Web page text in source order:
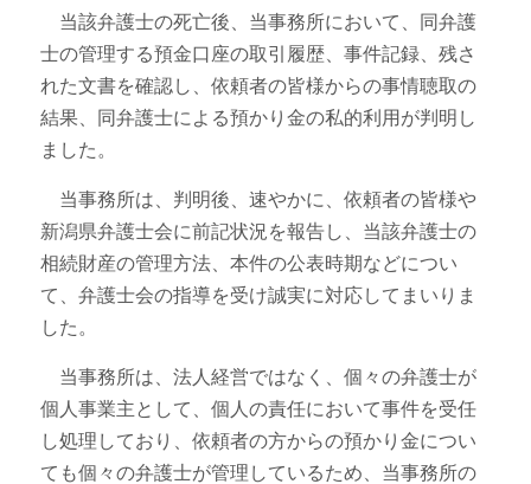
当該弁護士の死亡後、当事務所において、同弁護
士の管理する預金口座の取引履歴、事件記録、残さ
れた文書を確認し、依頼者の皆様からの事情聴取の
結果、同弁護士による預かり金の私的利用が判明し
ました。
当事務所は、判明後、速やかに、依頼者の皆様や
新潟県弁護士会に前記状況を報告し、当該弁護士の
相続財産の管理方法、本件の公表時期などについ
て、弁護士会の指導を受け誠実に対応してまいりま
した。
当事務所は、法人経営ではなく、個々の弁護士が
個人事業主として、個人の責任において事件を受任
し処理しており、依頼者の方からの預かり金につい
ても個々の弁護士が管理しているため、当事務所の